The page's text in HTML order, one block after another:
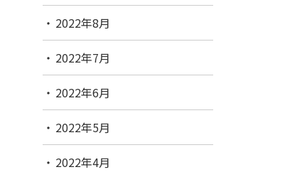
2022年8月
2022年7月
2022年6月
2022年5月
2022年4月